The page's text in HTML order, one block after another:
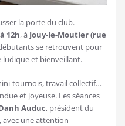
la porte du club.
12h, à Jouy-le-Moutier (rue
se retrouvent pour
ludique et bienveillant.
tournois, travail collectif…
et joyeuse. Les séances
Auduc, président du
avec une attention